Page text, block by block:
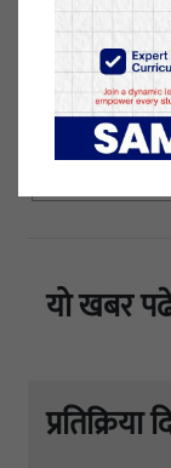
१५ मंसिर २०७८,
यो खबर
प्रतिक्रिया